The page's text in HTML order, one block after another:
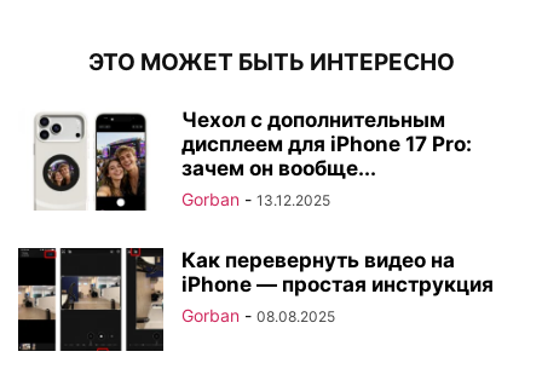
ЭТО МОЖЕТ БЫТЬ ИНТЕРЕСНО
Чехол с дополнительным
дисплеем для iPhone 17 Pro:
зачем он вообще...
Gorban - 13.12.2025
Как перевернуть видео на
iPhone — простая инструкция
Gorban - 08.08.2025